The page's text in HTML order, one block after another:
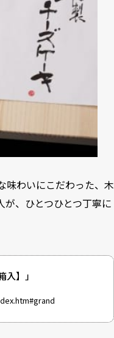
味わいにこだわった、木
、ひとつひとつ丁寧に
】」